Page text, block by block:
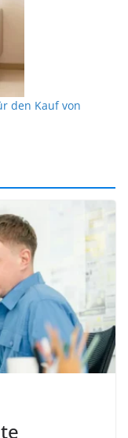
den Kauf von